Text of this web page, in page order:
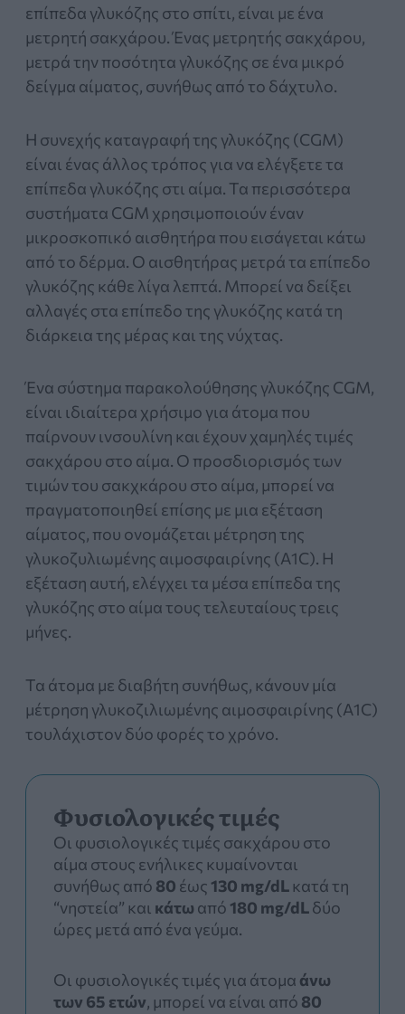
επίπεδα γλυκόζης στο σπίτι, είναι με ένα
μετρητή σακχάρου. Ένας μετρητής σακχάρου,
μετρά την ποσότητα γλυκόζης σε ένα μικρό
δείγμα αίματος, συνήθως από το δάχτυλο.
Η συνεχής καταγραφή της γλυκόζης (CGM)
είναι ένας άλλος τρόπος για να ελέγξετε τα
επίπεδα γλυκόζης στι αίμα. Τα περισσότερα
συστήματα CGM χρησιμοποιούν έναν
μικροσκοπικό αισθητήρα που εισάγεται κάτω
από το δέρμα. Ο αισθητήρας μετρά τα επίπεδο
γλυκόζης κάθε λίγα λεπτά. Μπορεί να δείξει
αλλαγές στα επίπεδο της γλυκόζης κατά τη
διάρκεια της μέρας και της νύχτας.
Ένα σύστημα παρακολούθησης γλυκόζης CGM,
είναι ιδιαίτερα χρήσιμο για άτομα που
παίρνουν ινσουλίνη και έχουν χαμηλές τιμές
σακχάρου στο αίμα. Ο προσδιορισμός των
τιμών του σακχκάρου στο αίμα, μπορεί να
πραγματοποιηθεί επίσης με μια εξέταση
αίματος, που ονομάζεται μέτρηση της
γλυκοζυλιωμένης αιμοσφαιρίνης (A1C). Η
εξέταση αυτή, ελέγχει τα μέσα επίπεδα της
γλυκόζης στο αίμα τους τελευταίους τρεις
μήνες.
Τα άτομα με διαβήτη συνήθως, κάνουν μία
μέτρηση γλυκοζιλιωμένης αιμοσφαιρίνης (A1C)
τουλάχιστον δύο φορές το χρόνο.
Φυσιολογικές τιμές
Οι φυσιολογικές τιμές σακχάρου στο
αίμα στους ενήλικες κυμαίνονται
συνήθως από 80 έως 130 mg/dLκατά τη
“νηστεία” και κάτω από 180 mg/dLδύο
ώρες μετά από ένα γεύμα.
Οι φυσιολογικές τιμές για άτομα άνω
των 65 ετών, μπορεί να είναι από 80